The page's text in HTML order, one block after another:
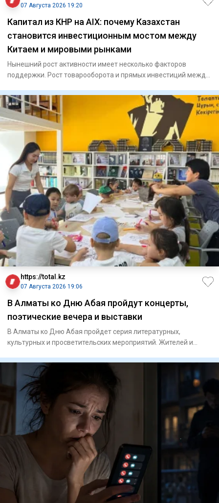
07 Августа 2026 19:20
Капитал из КНР на AIX: почему Казахстан
становится инвестиционным мостом между
Китаем и мировыми рынками
Нынешний рост активности имеет несколько факторов
поддержки. Рост товарооборота и прямых инвестиций между
https://total.kz
07 Августа 2026 19:06
В Алматы ко Дню Абая пройдут концерты,
поэтические вечера и выставки
В Алматы ко Дню Абая пройдет серия литературных,
культурных и просветительских мероприятий. Жителей и